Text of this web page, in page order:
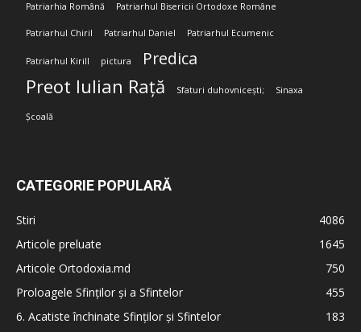
Patriarhia Română Patriarhul Bisericii Ortodoxe Române
Patriarhul Chiril Patriarhul Daniel Patriarhul Ecumenic
Patriarhul Kirill pictura Predica
Preot Iulian Rață Sfaturi duhovnicești; Sinaxa
Școală
CATEGORIE POPULARĂ
Stiri
4086
Articole preluate
1645
Articole Ortodoxia.md
750
Proloagele Sfinților și a Sfintelor
455
6. Acatiste închinate Sfinților și Sfintelor
183